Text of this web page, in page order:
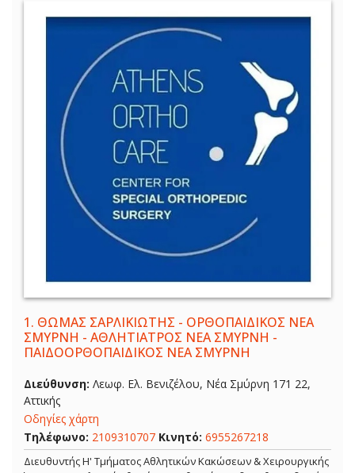
1. ΘΩΜΑΣ ΣΑΡΛΙΚΙΩΤΗΣ - ΟΡΘΟΠΑΙΔΙΚΟΣ ΝΕΑ
ΣΜΥΡΝΗ - ΑΘΛΗΤΙΑΤΡΟΣ ΝΕΑ ΣΜΥΡΝΗ -
ΠΑΙΔΟΟΡΘΟΠΑΙΔΙΚΟΣ ΝΕΑ ΣΜΥΡΝΗ
Διεύθυνση: Λεωφ. Ελ. Βενιζέλου, Νέα Σμύρνη 171 22,
Αττικής
Οδηγίες χάρτη
Τηλέφωνο: 2109310707 Κινητό: 6955267218
Διευθυντής Η' Τμήματος Αθλητικών Κακώσεων & Χειρουργικής